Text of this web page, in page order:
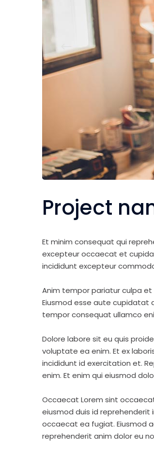
Project
Et minim consequat qui
excepteur occaecat et
incididunt excepteur
Anim tempor pariatur culpa
Eiusmod esse aute cupidatat
tempor consequat ullamco
Dolore labore sit eu quis
voluptate ea enim. Et ex
incididunt id exercitation et.
enim. Et enim qui eiusmod
Occaecat Lorem sint
eiusmod duis id
occaecat ea fugiat. Eiusmod
reprehenderit anim dolor eu